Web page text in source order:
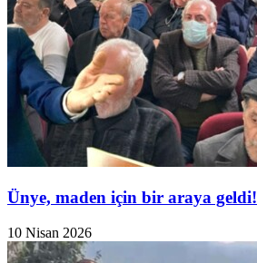
Ünye, maden için bir araya geldi!
10 Nisan 2026